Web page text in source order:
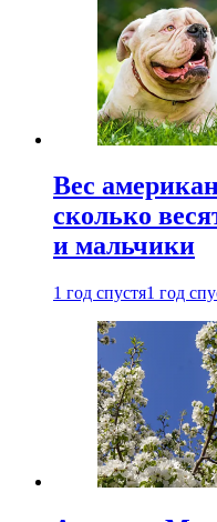
Вес
сколько
и мальчики
1 год спустя1 год